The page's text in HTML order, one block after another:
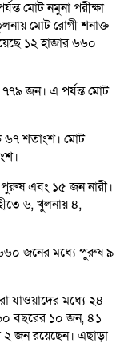
মোট নমুনা পরীক্ষা
মোট রোগী শনাক্ত
১২ হাজার ৬৬০
জন। এ পর্যন্ত মোট
৬৭ শতাংশ। মোট
এবং ১৫ জন নারী।
৬, খুলনায় ৪,
৬৬০ জনের মধ্যে পুরুষ ৯
যাওয়াদের মধ্যে ২৪
বছরের ১০ জন, ৪১
জন রয়েছেন। এছাড়া